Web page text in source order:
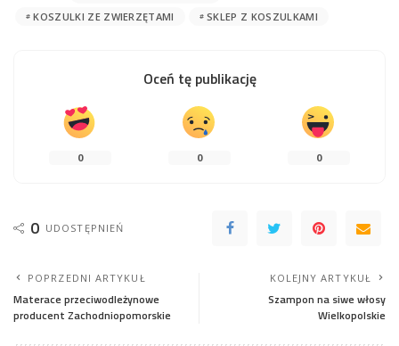
KOSZULKI ZE ZWIERZĘTAMI
SKLEP Z KOSZULKAMI
Oceń tę publikację
0 0 0
0 UDOSTĘPNIEŃ
POPRZEDNI ARTYKUŁ
Materace przeciwodleżynowe
producent Zachodniopomorskie
KOLEJNY ARTYKUŁ
Szampon na siwe włosy
Wielkopolskie